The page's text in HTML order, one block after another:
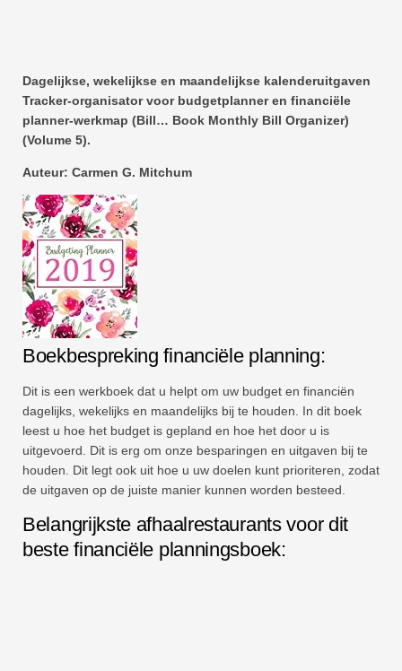
Dagelijkse, wekelijkse en maandelijkse kalenderuitgaven
Tracker-organisator voor budgetplanner en financiële
planner-werkmap (Bill… Book Monthly Bill Organizer)
(Volume 5).
Auteur: Carmen G. Mitchum
Boekbespreking financiële planning:
Dit is een werkboek dat u helpt om uw budget en financiën
dagelijks, wekelijks en maandelijks bij te houden. In dit boek
leest u hoe het budget is gepland en hoe het door u is
uitgevoerd. Dit is erg om onze besparingen en uitgaven bij te
houden. Dit legt ook uit hoe u uw doelen kunt prioriteren, zodat
de uitgaven op de juiste manier kunnen worden besteed.
Belangrijkste afhaalrestaurants voor dit
beste financiële planningsboek: